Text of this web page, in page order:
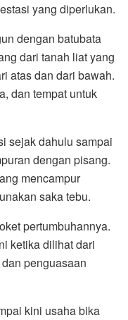
yang diperlukan.
dengan batubata
dari tanah liat yang
atas dan dari bawah.
dan tempat untuk
sejak dahulu sampai
dengan pisang.
mencampur
saka tebu.
pertumbuhannya.
ketika dilihat dari
penguasaan
kini usaha bika